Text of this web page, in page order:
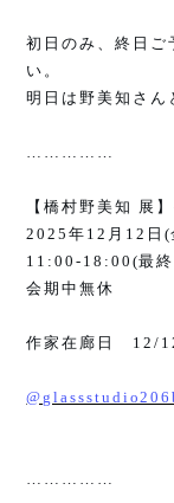
初日のみ、終日ご
い。
明日は野美知さん
……………
【橋村野美知 展】
2025年 12 月 12 日 (
11:00-18:00(最終
会期中無休
作家在廊日 12/
……………